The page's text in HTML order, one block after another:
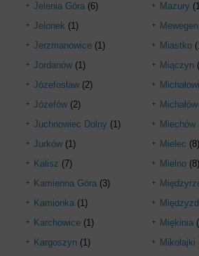
Jelenia Góra (6)
Jelonek (1)
Jerzmanowice (1)
Jordanów (1)
Józefosław (2)
Józefów (2)
Juchnowiec Dolny (1)
Jurków (1)
Kalisz (7)
Kamienna Góra (3)
Kamionka (1)
Karchowice (1)
Kargoszyn (1)
Mazury
Mewegen
Miastko
Miączyn
Miechów
Mielec (8)
Mielno (8)
Miękinia
Mikołajki